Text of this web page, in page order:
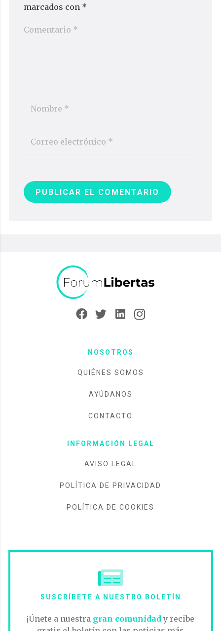
marcados con *
PUBLICAR EL COMENTARIO
NOSOTROS
QUIÉNES SOMOS
AYÚDANOS
CONTACTO
INFORMACIÓN LEGAL
AVISO LEGAL
POLÍTICA DE PRIVACIDAD
POLÍTICA DE COOKIES
SUSCRÍBETE A NUESTRO BOLETÍN
¡Únete a nuestra gran comunidad y recibe